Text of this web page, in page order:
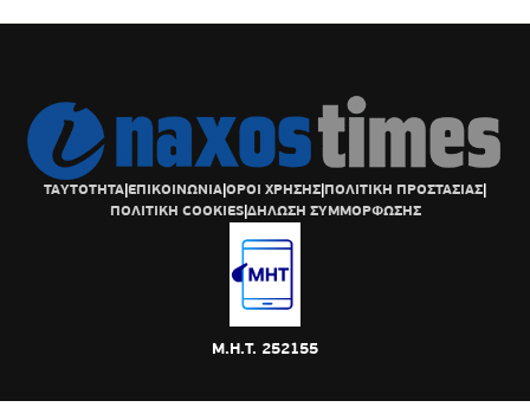
ΤΑΥΤΟΤΗΤΑ|ΕΠΙΚΟΙΝΩΝΙΑ|ΟΡΟΙ ΧΡΗΣΗΣ|ΠΟΛΙΤΙΚΗ ΠΡΟΣΤΑΣΙΑΣ|
ΠΟΛΙΤΙΚΗ COOKIES|ΔΗΛΩΣΗ ΣΥΜΜΟΡΦΩΣΗΣ
Μ.Η.Τ. 252155